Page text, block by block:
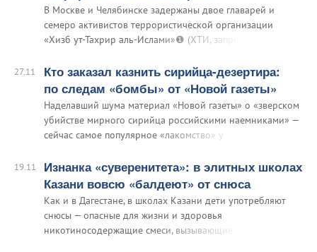
и полиграфистам Казани — защитникам Родины в годы
Великой Отечественной войны.
В Москве и Челябинске задержаны двое главарей и
семеро активистов террористической организации
«Хизб ут-Тахрир аль-Ислами»❶ (ХТИ, запрещена в
27.11
Кто заказал казнить сирийца-дезертира:
по следам «бомбы» от «Новой газеты»
Наделавший шума материал «Новой газеты» о «зверском
убийстве мирного сирийца российскими наемниками» —
сейчас самое популярное «лакомство» у
режима» в России. Коротко: «Новая газета» (на жаргоне
журналистов «НоГа») повествует…
19.11
Изнанка «суверенитета»: в элитных школах
Казани вовсю «балдеют» от снюса
Как и в Дагестане, в школах Казани дети употребляют
снюсы — опасные для жизни и здоровья
никотиносодержащие смеси, вызывающие